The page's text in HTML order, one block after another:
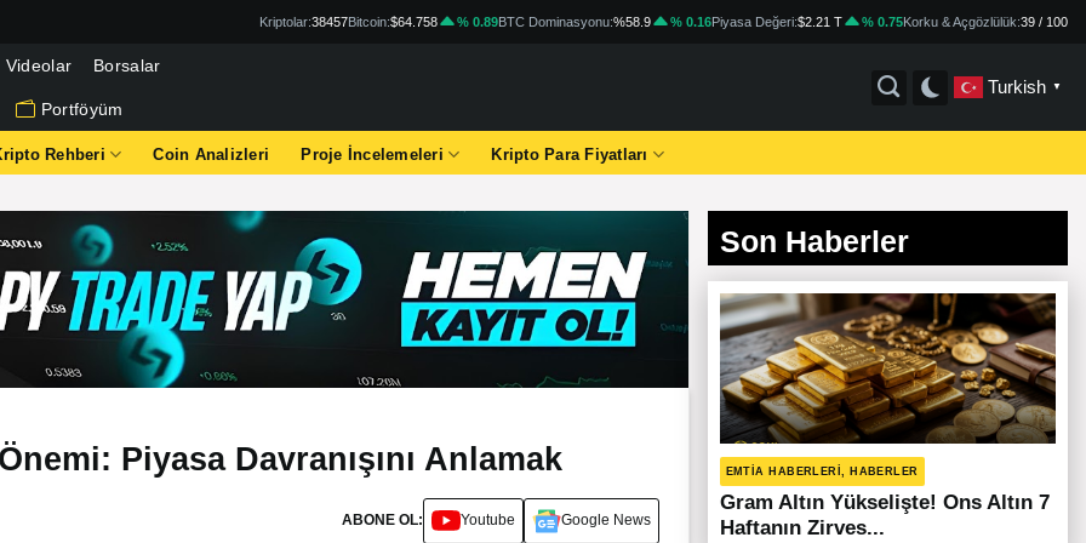
Kriptolar:38457Bitcoin:$64.758 % 0.89BTC Dominasyonu:%58.9 % 0.16Piyasa Değeri:$2.21 T % 0.75Korku & Açgözlülük:39 / 100
Videolar Borsalar
Portföyüm
Turkish ▼
Rehberi Coin Analizleri Proje İncelemeleri Kripto Para Fiyatları
Piyasa Davranışını Anlamak
ABONE OL: Youtube Google News
Son Haberler
EMTIA HABERLERI, HABERLER
Gram Altın Yükselişte! Ons Altın 7
Haftanın Zirves...